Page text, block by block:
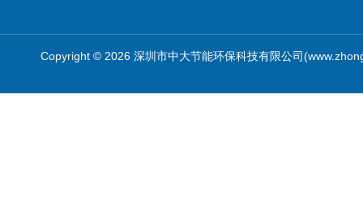
Copyright © 2026 深圳市中大节能环保科技有限公司